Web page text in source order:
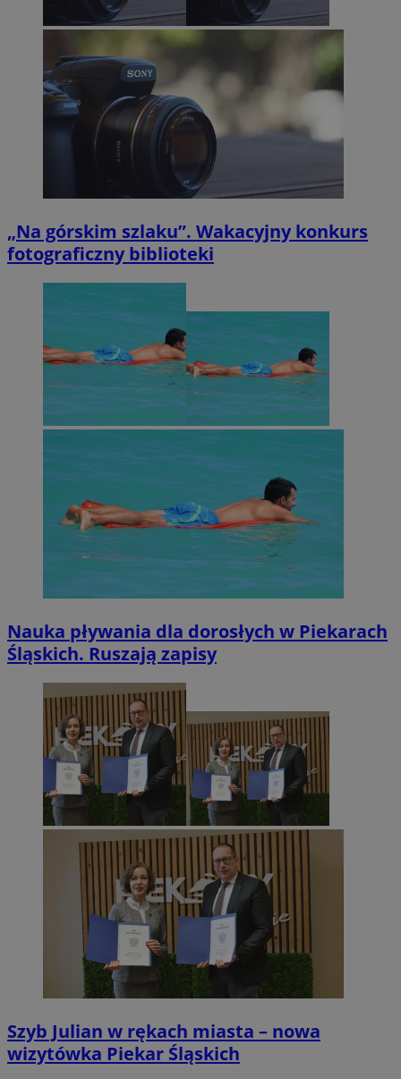
„Na górskim szlaku”. Wakacyjny konkurs
fotograficzny biblioteki
Nauka pływania dla dorosłych w Piekarach
Śląskich. Ruszają zapisy
Szyb Julian w rękach miasta – nowa
wizytówka Piekar Śląskich